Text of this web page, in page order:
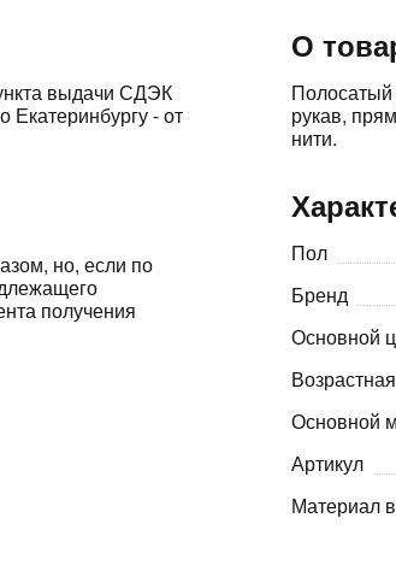
выдачи СДЭК
Екатеринбургу - от
но, если по
получения
О
Полосатый
рукав,
нити.
Пол
Бренд
Основной
Основной
Артикул
Материал
% картой любого банка
Получайте товар выбранный
каждые 2
об оплате Плайтом